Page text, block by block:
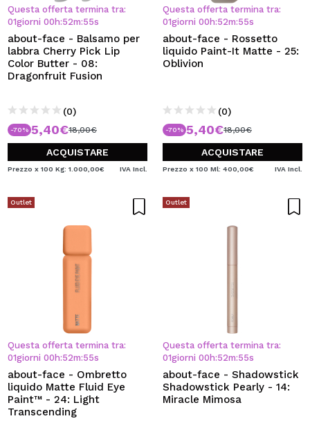
Creando un account su Maquibeauty.it potrai fare i tuoi
acquisti velocemente, controllare lo stato dei tuoi ordini e
consultare le tue operazioni precedenti.
CREARE UN ACCOUNT
Questa offerta termina tra:
01giorni 00 h:52m:54s
about-face - Balsamo per
labbra Cherry Pick Lip
Color Butter - 08:
Dragonfruit Fusion
(0)
-70% 5,40€18,00€
ACQUISTARE
Prezzo x 100 Kg: 1.000,00€ IVA Incl.
Questa offerta termina tra:
01giorni 00 h:52m:54s
about-face - Rossetto
liquido Paint-It Matte - 25:
Oblivion
(0)
-70% 5,40€18,00€
ACQUISTARE
Prezzo x 100 Ml: 400,00€ IVA Incl.
Outlet
Questa offerta termina tra:
01giorni 00 h:52m:54s
about-face - Ombretto
liquido Matte Fluid Eye
Paint™ - 24: Light
Transcending
Outlet
Questa offerta termina tra:
01giorni 00 h:52m:54s
about-face - Shadowstick
Shadowstick Pearly - 14:
Miracle Mimosa